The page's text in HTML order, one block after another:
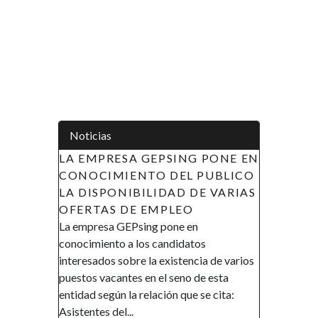
Noticias
GEPSING PONE EN
DEL PUBLICO
DE VARIAS
DE EMPLEO
GEPsing pone en
a los candidatos
sobre la existencia de varios
en el seno de esta
la relación que se cita:
APOYO A LAS
LA MUJER EN GUINEA
ECUATORIAL (AIMUGE) -
DE RECLUTAMIENTO
AVISO DE RECLUTAMIENTO El
Gobierno de la República de
Ecuatorial en el marco de su
promover la inclusión y la
financiera, así como el